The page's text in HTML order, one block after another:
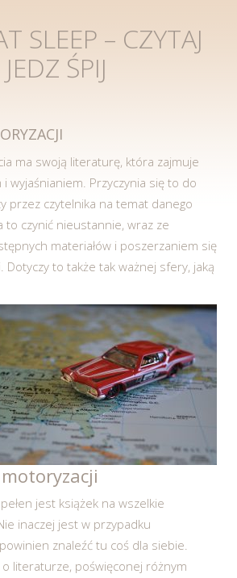
SLEEP – CZYTAJ
JEDZ ŚPIJ
ma swoją literaturę, która zajmuje
wyjaśnianiem. Przyczynia się to do
przez czytelnika na temat danego
to czynić nieustannie, wraz ze
materiałów i poszerzaniem się
Dotyczy to także tak ważnej sfery, jaką
jest książek na wszelkie
inaczej jest w przypadku
znaleźć tu coś dla siebie.
o literaturze, poświęconej różnym